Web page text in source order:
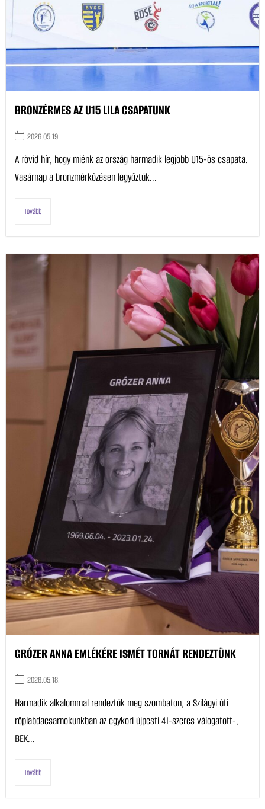
BRONZÉRMES AZ U15 LILA CSAPATUNK
2026.05.19.
A rövid hír, hogy miénk az ország harmadik legjobb U15-ös csapata.
Vasárnap a bronzmérkőzésen legyőztük...
Tovább
GRÓZER ANNA EMLÉKÉRE ISMÉT TORNÁT RENDEZTÜNK
2026.05.18.
Harmadik alkalommal rendeztük meg szombaton, a Szilágyi úti
röplabdacsarnokunkban az egykori újpesti 41-szeres válogatott-,
BEK...
Tovább